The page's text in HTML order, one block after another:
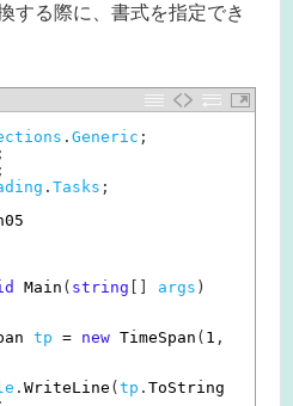
する際に、書式を指定でき
. Generic ;
;
;
. Tasks ;
Main ( string args )
tp = new TimeSpan ( 1 ,
. WriteLine ( tp . ToString